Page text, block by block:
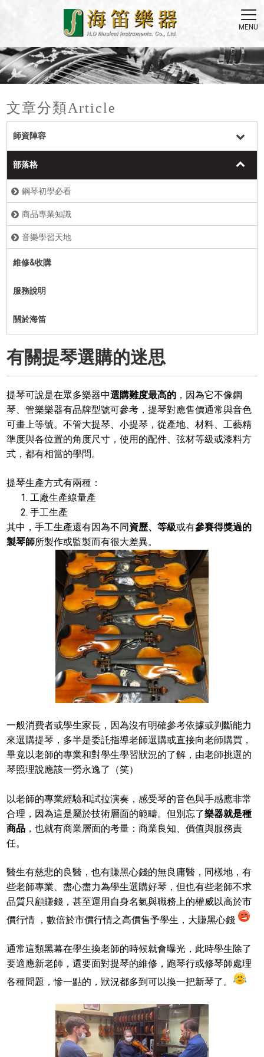
文章分類Article
師資陣容
部落格
鋼琴初學必看
商品專業知識
音樂學習天地
維修&收購
服務說明
關於海笛
有關提琴選購的迷思
提琴可說是在眾多樂器中選購難度最高的 ，因為它不像鋼
琴、管樂樂器有品牌型號可參考，提琴對應售價通常與音色
可畫上等號。不管大提琴、小提琴，從產地、材料、工藝精
準度與各位置的角度尺寸，使用的配件、弦材等級或漆料方
式，都有相當的學問。
提琴生產方式有兩種：
工廠生產線量產
手工生產
其中，手工生產還有因為不同 資歷、等級或有參賽得獎過的
製琴師所製作或監製而有很大差異。
一般消費者或學生家長，因為沒有明確參考依據或判斷能力
來選購提琴，多半是委託指導老師選購或直接向老師購買，
畢竟以老師的專業和對學生學習狀況的了解，由老師挑選的
琴照理說應該一勞永逸了（笑）
以老師的專業經驗和試拉演奏，感受琴的音色與手感應非常
合理，因為這是屬於技術層面的範疇。但別忘了樂器就是種
商品 ，也就有 商業層面的考量：商業良知、價值與服務責
任。
醫生有慈悲的良醫，也有賺黑心錢的無良庸醫，同樣地，有
些老師專業、盡心盡力為學生選購好琴，但也有些老師不求
品質只顧賺錢，甚至運用自身名氣與職務上的權威以高於市
價行情 ，數倍於市價行情之高價售予學生，大賺黑心錢
通常這類黑幕在學生換老師的時候就會曝光，此時學生除了
要適應新老師，還要面對提琴的維修，跑琴行或修琴師處理
各種問題，慘一點的，狀況都多到可以換一把新琴了。